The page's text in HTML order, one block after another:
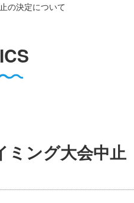
の決定について
ミング大会中止